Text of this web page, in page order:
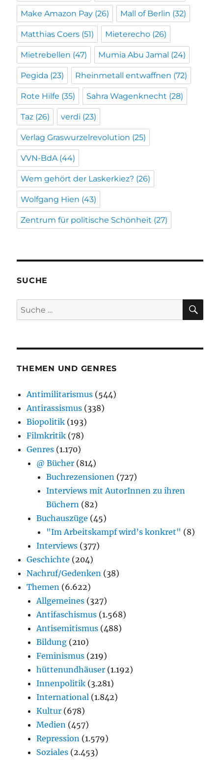
Make Amazon Pay (26) Mall of Berlin (32)
Matthias Coers (51) Mieterecho (26)
Mietrebellen (47) Mumia Abu Jamal (24)
Pegida (23) Rheinmetall entwaffnen (72)
Rote Hilfe (35) Sahra Wagenknecht (28)
Taz (26) verdi (23)
Verlag Graswurzelrevolution (25)
VVN-BdA (44)
Wem gehört der Laskerkiez? (26)
Wolfgang Hien (43)
Zentrum für politische Schönheit (27)
SUCHE
Suche
nach:
THEMEN UND GENRES
Antimilitarismus (544)
Antirassismus (338)
Biopolitik (193)
Filmkritik (78)
Genres (1.170)
@ Bücher (814)
Buchrezensionen (727)
Interviews mit AutorInnen zu ihren
Büchern (82)
Buchauszüge (45)
"Im Arbeitskampf wird’s konkret" (8)
Interviews (377)
Geschichte (204)
Nachruf/Gedenken (38)
Themen (6.622)
Allgemeines (327)
Antifaschismus (1.568)
Antisemitismus (488)
Bildung (210)
Feminismus (219)
hüttenundhäuser (1.192)
Innenpolitik (3.281)
International (1.842)
Kultur (678)
Medien (457)
Repression (1.579)
Soziales (2.453)